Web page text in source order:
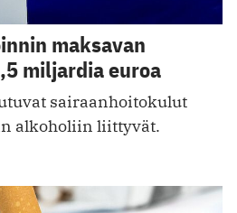
maksavan
miljardia euroa
sairaanhoitokulut
alkoholiin liittyvät.